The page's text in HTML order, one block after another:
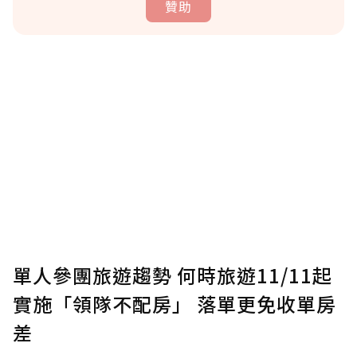
贊助
確認送出
單人參團旅遊趨勢 何時旅遊11/11起
實施「領隊不配房」 落單更免收單房
差